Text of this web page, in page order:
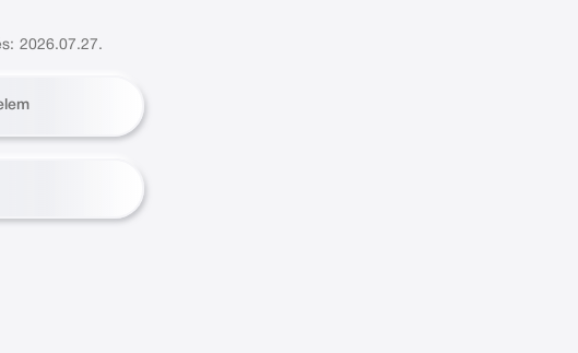
2026.07.27.